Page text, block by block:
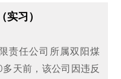
习）
责任公司所属双阳煤
天前，该公司因违反